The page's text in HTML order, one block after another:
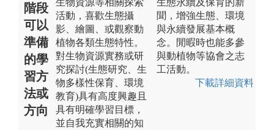
階段
可以
準備
的學
習方
法或
方向
活動，喜歡生態攝
影、繪圖、或觀察動
植物各類生態特性。
對生物資源實務或研
究探討(生態研究、生
物多樣性保育、環境
教育)具有高度興趣且
具有明確學習目標，
並自我充實相關的知
聞，增強生態、環境
與永續發展基本概
念。閒暇時也能多參
與動植物等協會之志
工活動。
下載詳細資料